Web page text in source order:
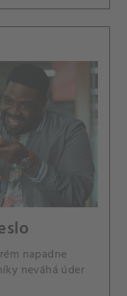
napadne
neváhá úder